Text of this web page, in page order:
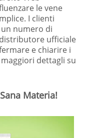
le vene
I clienti
numero di
ufficiale
e chiarire i
dettagli su
Materia!